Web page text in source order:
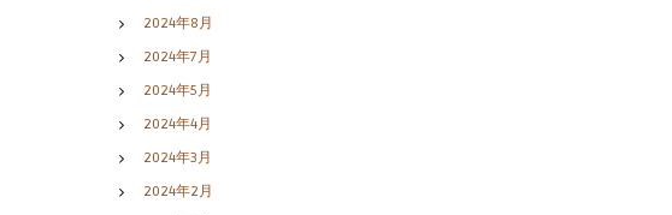
2024年8月
2024年7月
2024年5月
2024年4月
2024年3月
2024年2月